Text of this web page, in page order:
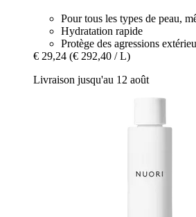
Pour tous les types de peau,
Hydratation rapide
Protège des agressions
€ 29,24 (€ 292,40 / L)
Livraison jusqu'au 12 août